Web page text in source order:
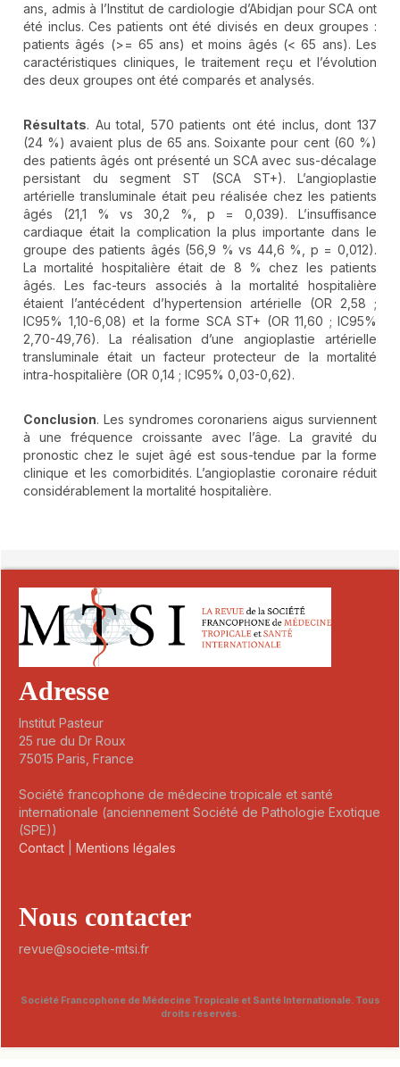
ans, admis à l’Institut de cardiologie d’Abidjan pour SCA ont
été inclus. Ces patients ont été divisés en deux groupes :
patients âgés (>= 65 ans) et moins âgés (< 65 ans). Les
caractéristiques cliniques, le traitement reçu et l’évolution
des deux groupes ont été comparés et analysés.
Résultats. Au total, 570 patients ont été inclus, dont 137
(24 %) avaient plus de 65 ans. Soixante pour cent (60 %)
des patients âgés ont présenté un SCA avec sus-décalage
persistant du segment ST (SCA ST+). L’angioplastie
artérielle transluminale était peu réalisée chez les patients
âgés (21,1 % vs 30,2 %, p = 0,039). L’insuffisance
cardiaque était la complication la plus importante dans le
groupe des patients âgés (56,9 % vs 44,6 %, p = 0,012).
La mortalité hospitalière était de 8 % chez les patients
âgés. Les fac-teurs associés à la mortalité hospitalière
étaient l’antécédent d’hypertension artérielle (OR 2,58 ;
IC95% 1,10-6,08) et la forme SCA ST+ (OR 11,60 ; IC95%
2,70-49,76). La réalisation d’une angioplastie artérielle
transluminale était un facteur protecteur de la mortalité
intra-hospitalière (OR 0,14 ; IC95% 0,03-0,62).
Conclusion. Les syndromes coronariens aigus surviennent
à une fréquence croissante avec l’âge. La gravité du
pronostic chez le sujet âgé est sous-tendue par la forme
clinique et les comorbidités. L’angioplastie coronaire réduit
considérablement la mortalité hospitalière.
Adresse
Institut Pasteur
25 rue du Dr Roux
75015 Paris, France
Société francophone de médecine tropicale et santé
internationale (anciennement Société de Pathologie Exotique
(SPE))
Contact
Mentions légales
Nous contacter
revue@societe-mtsi.fr
Société Francophone de Médecine Tropicale et Santé Internationale. Tous
droits réservés.